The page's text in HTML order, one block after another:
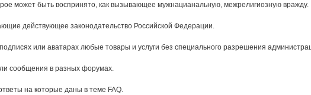
может быть воспринято, как вызывающее мужнацианальную, межрелигиозную вражду.
действyющее законодательство Российской Федерации.
или аватарах любые товары и услуги без специального разрешения
сообщения в разных форумах.
на которые даны в теме FAQ.